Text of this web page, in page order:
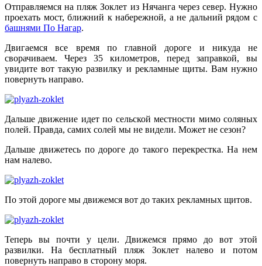
Отправляемся на пляж Зоклет из Нячанга через север. Нужно
проехать мост, ближний к набережной, а не дальний рядом с
башнями По Нагар.
Двигаемся все время по главной дороге и никуда не
сворачиваем. Через 35 километров, перед заправкой, вы
увидите вот такую развилку и рекламные щиты. Вам нужно
повернуть направо.
Дальше движение идет по сельской местности мимо соляных
полей. Правда, самих солей мы не видели. Может не сезон?
Дальше движетесь по дороге до такого перекрестка. На нем
нам налево.
По этой дороге мы движемся вот до таких рекламных щитов.
Теперь вы почти у цели. Движемся прямо до вот этой
развилки. На бесплатный пляж Зоклет налево и потом
повернуть направо в сторону моря.